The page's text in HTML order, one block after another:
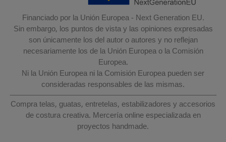
Financiado por la Unión Europea - Next Generation EU.
Sin embargo, los puntos de vista y las opiniones expresadas
son únicamente los del autor o autores y no reflejan
necesariamente los de la Unión Europea o la Comisión
Europea.
Ni la Unión Europea ni la Comisión Europea pueden ser
consideradas responsables de las mismas.
Compra telas, guatas, entretelas, estabilizadores y accesorios
de costura creativa. Mercería online especializada en
proyectos handmade.